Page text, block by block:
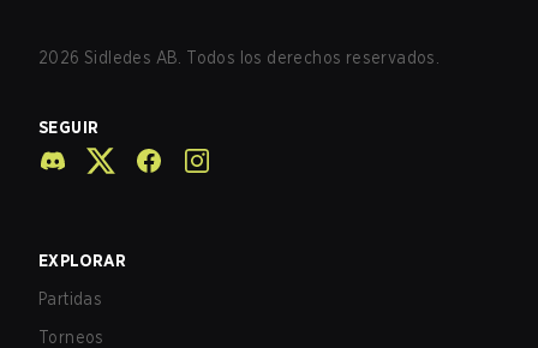
2026 Sidledes AB. Todos los derechos reservados.
SEGUIR
EXPLORAR
Partidas
Torneos